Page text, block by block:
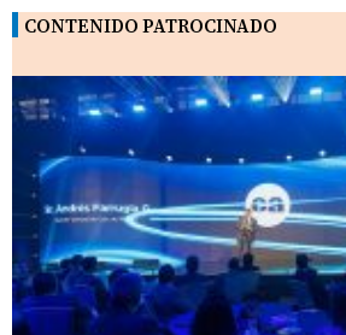
CONTENIDO PATROCINADO